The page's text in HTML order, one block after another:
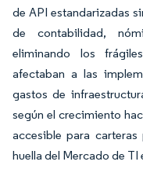
de API estandarizadas
de contabilidad,
eliminando los
afectaban a las
gastos de
según el crecimiento
accesible para
huella del Mercado de